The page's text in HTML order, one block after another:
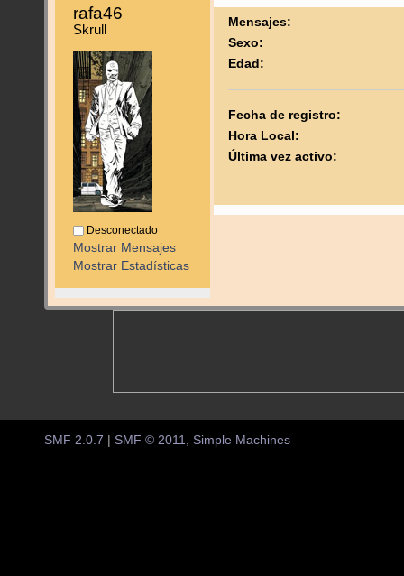
rafa46
Skrull
Desconectado
Mostrar Mensajes
Mostrar Estadísticas
Mensajes:
Sexo:
Edad:
Fecha de registro:
Hora Local:
Última vez activo:
SMF 2.0.7 SMF © 2011, Simple Machines